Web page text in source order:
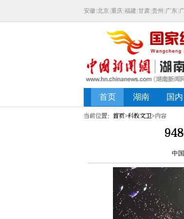
当前位置： 首页>科教文卫>内容
948
中